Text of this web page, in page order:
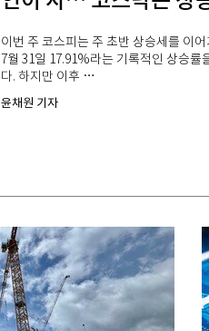
이번 주 코스피는 주 초반 상승세를 이
7월 31일 17.91%라는 기록적인 상승률
다. 하지만 이후 …
윤채원 기자